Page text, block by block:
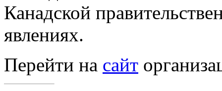
Канадской
явлениях.
Перейти на сайт